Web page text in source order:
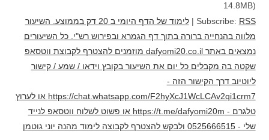
14.8MB)
Subscribe: RSS
|
לימוד של הדף היומי ב 20 דק בממוצע. השיעור
מלווה בהנחייה ברורה בתוך דף הגמרא ובפירוש רש"י. כל השיעורים
נמצאים באתר dafyomi20.co.il מוזמנים להצטרף לקבוצת ווטסאפ
שקטה בה מקבלים כל יום את השיעור בקובץ וידאו / שמע / קישור
ליוטיוב דרך הקישור הזה -
https://chat.whatsapp.com/F2hyXcJ1WcLCAv2qi1crm7 או לערוץ
טלגרם - https://t.me/dafyomi20m או פשוט לשלוח ווטסאפ לנייד
שלי - 0525666515 ולבקש להצטרף לקבוצה לימוד מהנה יוני גוטמן